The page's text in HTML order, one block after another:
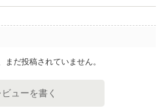
まだ投稿されていません。
ビューを書く